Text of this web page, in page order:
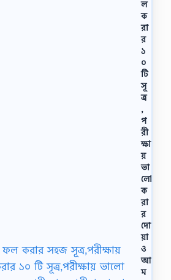
ল
ক
রা
র
১
০
টি
সূ
ত্র
,
প
রী
ক্ষা
য়
ভা
লো
ক
রা
র
দো
য়া
ও
আ
ম